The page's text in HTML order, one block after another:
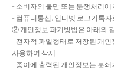
- 소비자의 불만 또는 분쟁처리에
- 컴퓨터통신, 인터넷 로그기록자
② 개인정보 파기방법은 아래와
- 전자적 파일형태로 저장된 개
사용하여 삭제
- 종이에 출력된 개인정보는 분